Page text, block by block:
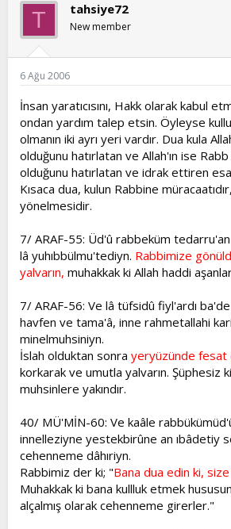
u
u
b
ş
a
t
a
n
a
n
r
i
h
i
T tahsiye72
New member
6 Ağu 2006
İnsan yaratıcısını, Hakk olarak kabul
ondan yardım talep etsin. Öyleyse
olmanın iki ayrı yeri vardır. Dua kula
olduğunu hatırlatan ve Allah'ın ise
olduğunu hatırlatan ve idrak ettiren
Kısaca dua, kulun Rabbine
yönelmesidir.
7/ ARAF-55: Üd'û rabbeküm
lâ yuhıbbülmu'tediyn. Rabbimize
yalvarın, muhakkak ki Allah haddi
7/ ARAF-56: Ve lâ tüfsidû fiyl'ardı ba'de
havfen ve tama'â, inne rahmetallahi
minelmuhsiniyn.
İslah olduktan sonra yeryüzünde fesat
korkarak ve umutla yalvarın. Şüphesiz
muhsinlere yakındır.
40/ MÜ'MİN-60: Ve kaâle
innelleziyne yestekbirûne an ıbâdetiy
cehenneme dâhıriyn.
Rabbimiz der ki; "Bana dua edin ki,
Muhakkak ki bana kullluk etmek
alçalmış olarak cehenneme girerler."